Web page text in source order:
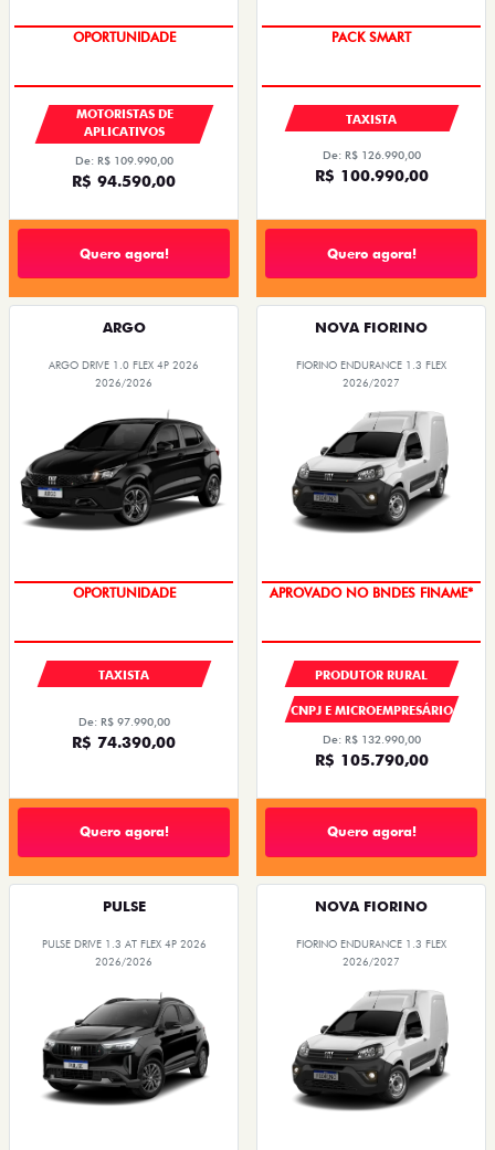
OPORTUNIDADE
MOTORISTAS DE
APLICATIVOS
De: R$ 109.990,00
R$ 94.590,00
Quero agora!
PACK SMART
TAXISTA
De: R$ 126.990,00
R$ 100.990,00
Quero agora!
ARGO
ARGO DRIVE 1.0 FLEX 4P 2026
2026/2026
OPORTUNIDADE
TAXISTA
De: R$ 97.990,00
R$ 74.390,00
Quero agora!
NOVA FIORINO
FIORINO ENDURANCE 1.3 FLEX
2026/2027
APROVADO NO BNDES FINAME*
PRODUTOR RURAL
CNPJ E MICROEMPRESÁRIO
De: R$ 132.990,00
R$ 105.790,00
Quero agora!
PULSE
PULSE DRIVE 1.3 AT FLEX 4P 2026
2026/2026
NOVA FIORINO
FIORINO ENDURANCE 1.3 FLEX
2026/2027